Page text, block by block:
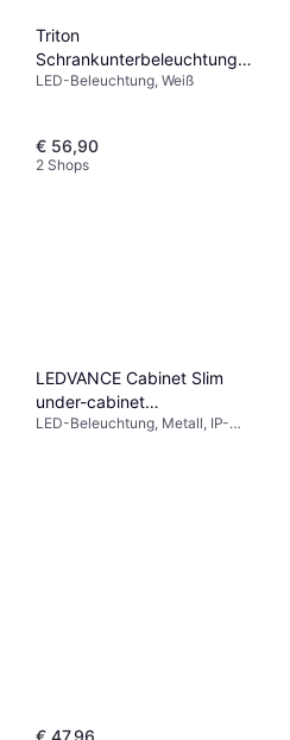
Triton
Schrankunterbeleuchtung
LED Tischbeleuchtung
LED-Beleuchtung, Weiß
€ 56,90
2 Shops
LEDVANCE Cabinet Slim
under-cabinet
Tischbeleuchtung
LED-Beleuchtung, Metall, IP-